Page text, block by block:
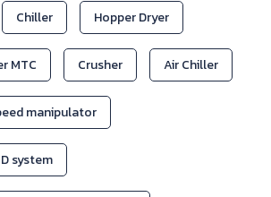
Chiller Hopper Dryer
MTC Crusher Air Chiller
manipulator
system